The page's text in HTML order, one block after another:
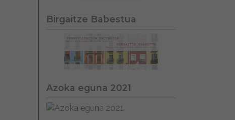
Birgaitze Babestua
Azoka eguna 2021